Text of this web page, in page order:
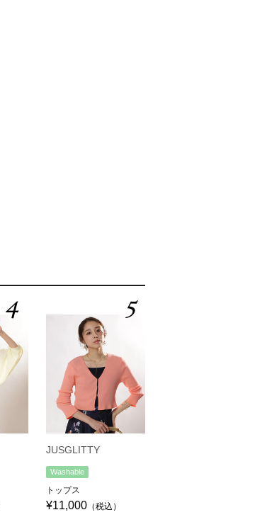
4 5
JUSGLITTY
Washable
トップス
¥11,000 （税込）